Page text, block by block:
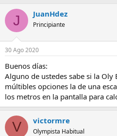
i
a
d
o
r
e
l
t
e
m
a
c
a
i
c
i
o
J JuanHdez
Principiante
30 Ago 2020
Buenos días:
Alguno de ustedes sabe si la
múltibles opciones la de una
los metros en la pantalla para
V victormre
Olympista Habitual